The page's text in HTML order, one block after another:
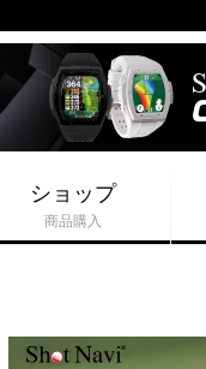
ショップ
商品購入